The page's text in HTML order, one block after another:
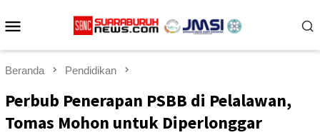
ke
Beranda Pendidikan
Perbub Penerapan PSBB di Pelalawan,
Tomas Mohon untuk Diperlonggar